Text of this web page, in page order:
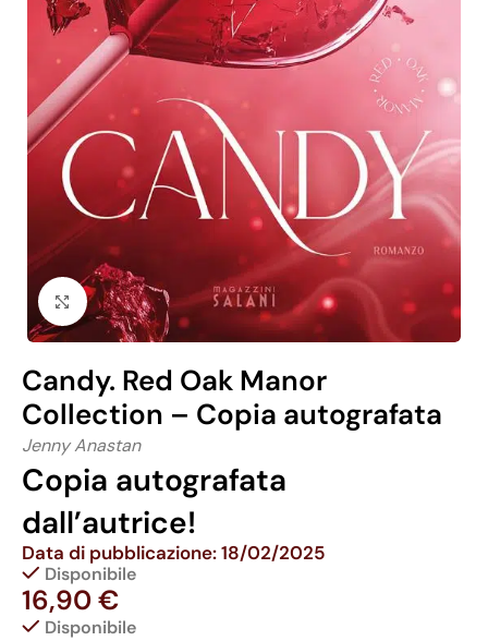
Click to enlarge
Candy. Red Oak Manor
Collection – Copia autografata
Jenny Anastan
Copia autografata
dall’autrice!
Data di pubblicazione: 18/02/2025
Disponibile
16,90€
Disponibile